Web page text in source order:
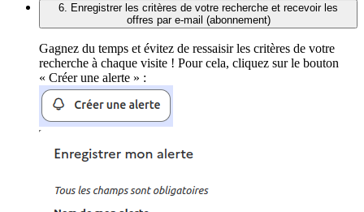
6. Enregistrer les critères de votre recherche et recevoir les
offres par e-mail (abonnement)
Gagnez du temps et évitez de ressaisir les critères de votre
recherche à chaque visite ! Pour cela, cliquez sur le bouton
« Créer une alerte » :